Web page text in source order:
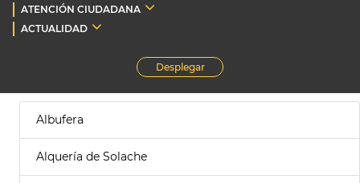
ATENCIÓN CIUDADANA
ACTUALIDAD
Desplegar
Albufera
Alquería de Solache